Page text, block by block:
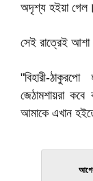
অদৃশ্য হইয়া গেল।
সেই রাত্রেই আশা
"বিহারী-
জেঠামশায়রা
আমাকে এখান